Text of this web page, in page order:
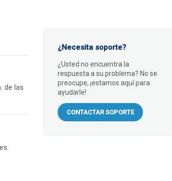
de las
¿Necesita soporte?
¿Usted no encuentra la
respuesta a su problema? No se
preocupe, ¡estamos aquí para
ayudarle!
CONTACTAR SOPORTE